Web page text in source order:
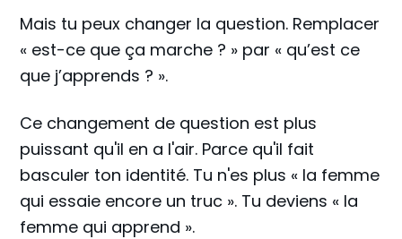
Mais tu peux changer la question. Remplacer
« est-ce que ça marche ? » par « qu’est ce
que j’apprends ? ».
Ce changement de question est plus
puissant qu'il en a l'air. Parce qu'il fait
basculer ton identité. Tu n'es plus « la femme
qui essaie encore un truc ». Tu deviens « la
femme qui apprend ».